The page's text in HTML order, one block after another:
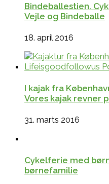
Bindeballestien.
Vejle og Bindeballe
18. april 2016
I kajak fra
Vores kajak revner
31. marts 2016
Cykelferie med
børnefamilie